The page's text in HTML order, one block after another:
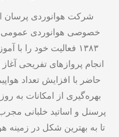
شرکت هوانوردی پرسان
خصوصی هوانوردی
۱۳۸۳ فعالیت خود را
انجام پروازهای تفریحی
حاضر با افزایش تعداد
بهره‌گیری از امکانات به
پرسنل و اساتید خلبانی
تا به بهترین شکل در زمینه